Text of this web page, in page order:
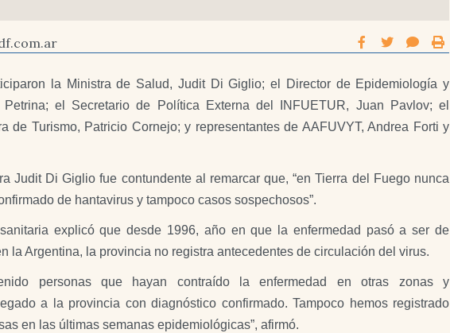
la Ministra de Salud, Judit Di Giglio; el Director de Epidemiología y
el Secretario de Política Externa del INFUETUR, Juan Pavlov; el
de Turismo, Patricio Cornejo; y representantes de AAFUVYT, Andrea Forti y
Judit Di Giglio fue contundente al remarcar que, “en Tierra del Fuego nunca
de hantavirus y tampoco casos sospechosos”.
explicó que desde 1996, año en que la enfermedad pasó a ser de
la Argentina, la provincia no registra antecedentes de circulación del virus.
personas que hayan contraído la enfermedad en otras zonas y
a la provincia con diagnóstico confirmado. Tampoco hemos registrado
en las últimas semanas epidemiológicas”, afirmó.